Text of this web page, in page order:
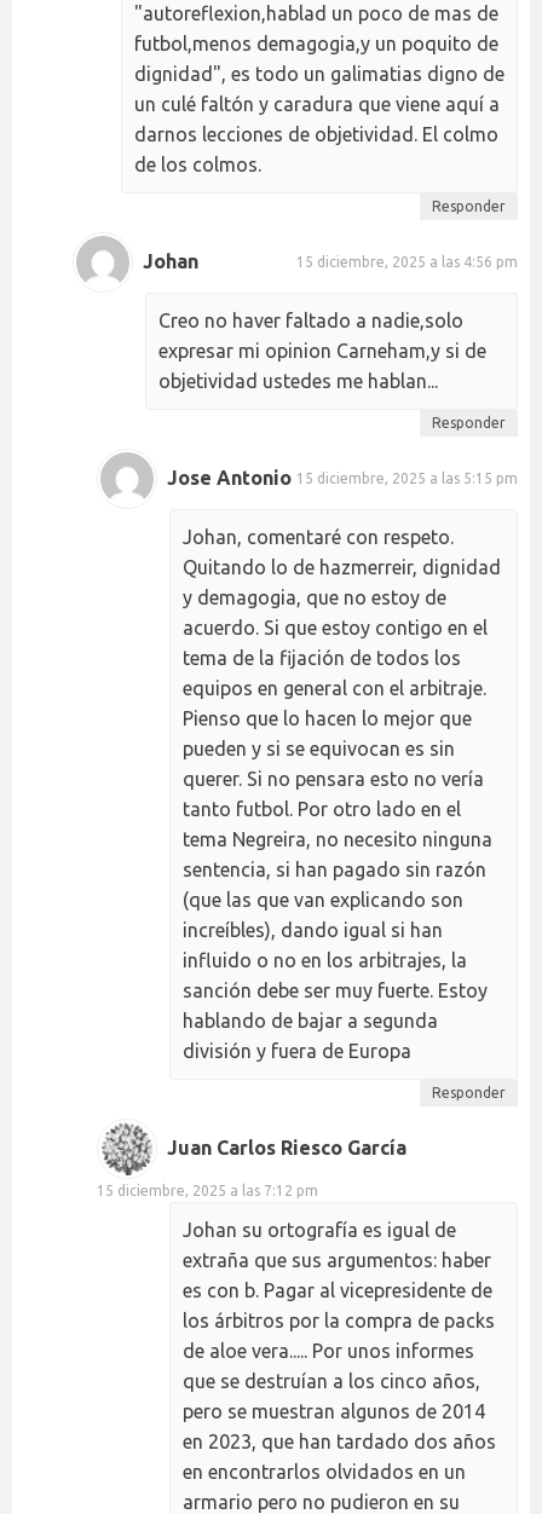
"autoreflexion,hablad un poco de mas de
futbol,menos demagogia,y un poquito de
dignidad", es todo un galimatias digno de
un culé faltón y caradura que viene aquí a
darnos lecciones de objetividad. El colmo
de los colmos.
Responder
Johan 15 diciembre, 2025 a las 4:56 pm
Creo no haver faltado a nadie,solo
expresar mi opinion Carneham,y si de
objetividad ustedes me hablan...
Responder
Jose Antonio 15 diciembre, 2025 a las 5:15 pm
Johan, comentaré con respeto.
Quitando lo de hazmerreir, dignidad
y demagogia, que no estoy de
acuerdo. Si que estoy contigo en el
tema de la fijación de todos los
equipos en general con el arbitraje.
Pienso que lo hacen lo mejor que
pueden y si se equivocan es sin
querer. Si no pensara esto no vería
tanto futbol. Por otro lado en el
tema Negreira, no necesito ninguna
sentencia, si han pagado sin razón
(que las que van explicando son
increíbles), dando igual si han
influido o no en los arbitrajes, la
sanción debe ser muy fuerte. Estoy
hablando de bajar a segunda
división y fuera de Europa
Responder
Juan Carlos Riesco García
15 diciembre, 2025 a las 7:12 pm
Johan su ortografía es igual de
extraña que sus argumentos: haber
es con b. Pagar al vicepresidente de
los árbitros por la compra de packs
de aloe vera..... Por unos informes
que se destruían a los cinco años,
pero se muestran algunos de 2014
en 2023, que han tardado dos años
en encontrarlos olvidados en un
armario pero no pudieron en su